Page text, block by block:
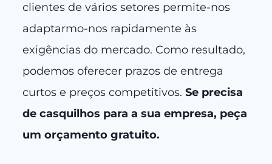
clientes de vários setores permite-nos
adaptarmo-nos rapidamente às
exigências do mercado. Como resultado,
podemos oferecer prazos de entrega
curtos e preços competitivos. Se precisa
de casquilhos para a sua empresa, peça
um orçamento gratuito.